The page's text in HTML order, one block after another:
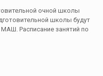
очной школы
школы будут
Расписание занятий по